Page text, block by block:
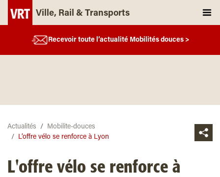
Ville, Rail & Transports
Recevoir toute l’actualité Mobilités douces >
Actualités
Mobilite-douces
L’offre vélo se renforce à Lyon
L'offre vélo se renforce à